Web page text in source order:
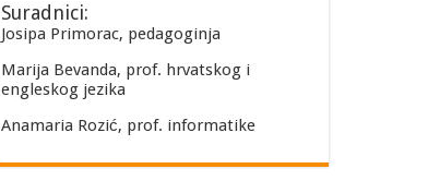
Suradnici:
Josipa Primorac, pedagoginja
Marija Bevanda, prof. hrvatskog i
engleskog jezika
Anamaria Rozić, prof. informatike